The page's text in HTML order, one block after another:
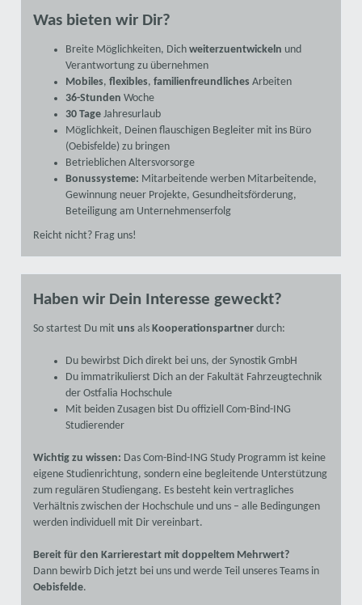
Was bieten wir Dir?
Breite Möglichkeiten, Dich weiterzuentwickeln und
Verantwortung zu übernehmen
Mobiles, flexibles, familienfreundliches Arbeiten
36-Stunden Woche
30 Tage Jahresurlaub
Möglichkeit, Deinen flauschigen Begleiter mit ins Büro
(Oebisfelde) zu bringen
Betrieblichen Altersvorsorge
Bonussysteme: Mitarbeitende werben Mitarbeitende,
Gewinnung neuer Projekte, Gesundheitsförderung,
Beteiligung am Unternehmenserfolg
Reicht nicht? Frag uns!
Haben wir Dein Interesse geweckt?
So startest Du mit uns als Kooperationspartner durch:
Du bewirbst Dich direkt bei uns, der Synostik GmbH
Du immatrikulierst Dich an der Fakultät Fahrzeugtechnik
der Ostfalia Hochschule
Mit beiden Zusagen bist Du offiziell Com-Bind-ING
Studierender
Wichtig zu wissen: Das Com-Bind-ING Study Programm ist keine
eigene Studienrichtung, sondern eine begleitende Unterstützung
zum regulären Studiengang. Es besteht kein vertragliches
Verhältnis zwischen der Hochschule und uns – alle Bedingungen
werden individuell mit Dir vereinbart.
Bereit für den Karrierestart mit doppeltem Mehrwert?
Dann bewirb Dich jetzt bei uns und werde Teil unseres Teams in
Oebisfelde.